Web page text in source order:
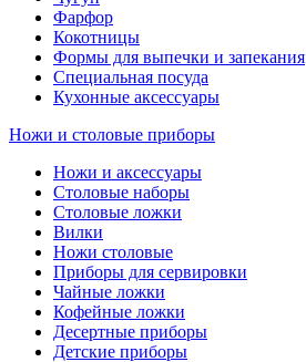
Фарфор
Кокотницы
Формы для выпечки и запекания
Специальная посуда
Кухонные аксессуары
Ножи и столовые приборы
Ножи и аксессуары
Столовые наборы
Столовые ложки
Вилки
Ножи столовые
Приборы для сервировки
Чайные ложки
Кофейные ложки
Десертные приборы
Детские приборы